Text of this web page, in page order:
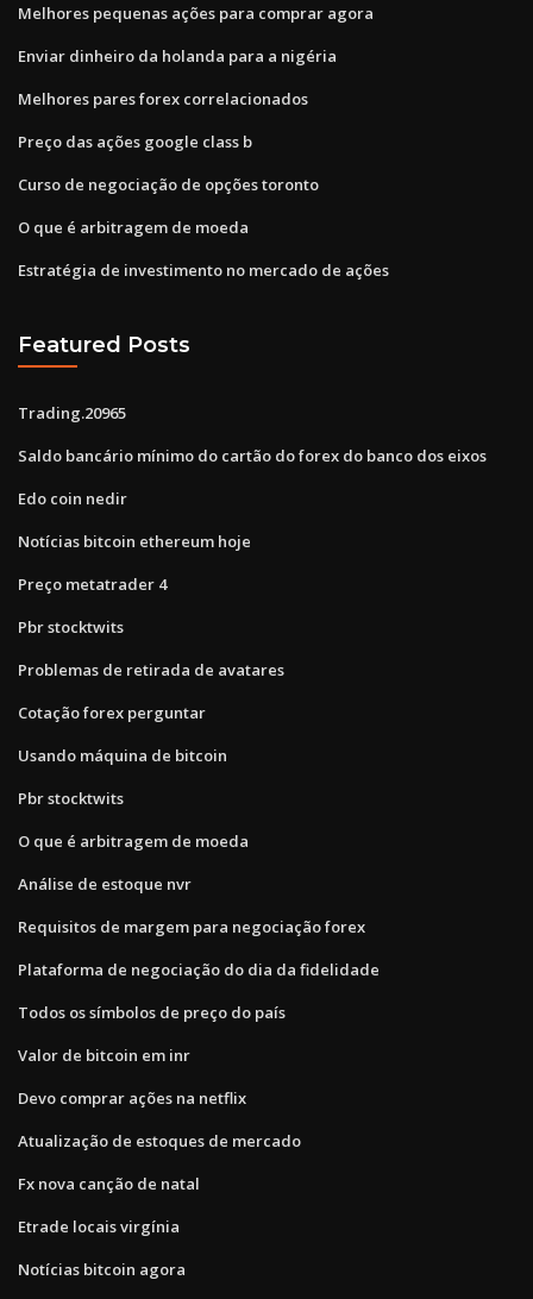
Melhores pequenas ações para comprar agora
Enviar dinheiro da holanda para a nigéria
Melhores pares forex correlacionados
Preço das ações google class b
Curso de negociação de opções toronto
O que é arbitragem de moeda
Estratégia de investimento no mercado de ações
Featured Posts
Trading.20965
Saldo bancário mínimo do cartão do forex do banco dos eixos
Edo coin nedir
Notícias bitcoin ethereum hoje
Preço metatrader 4
Pbr stocktwits
Problemas de retirada de avatares
Cotação forex perguntar
Usando máquina de bitcoin
Pbr stocktwits
O que é arbitragem de moeda
Análise de estoque nvr
Requisitos de margem para negociação forex
Plataforma de negociação do dia da fidelidade
Todos os símbolos de preço do país
Valor de bitcoin em inr
Devo comprar ações na netflix
Atualização de estoques de mercado
Fx nova canção de natal
Etrade locais virgínia
Notícias bitcoin agora